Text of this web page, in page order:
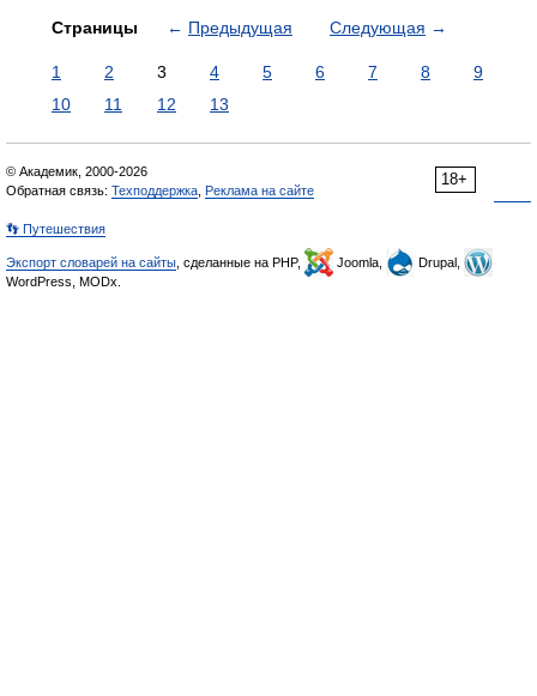
Страницы ← Предыдущая Следующая →
1 2 3 4 5 6 7 8
9
10
11 12 13
18+
© Академик, 2000-2026
Обратная связь: Техподдержка Реклама на сайте
👣 Путешествия
Экспорт словарей на сайты , сделанные на PHP, Joomla,
Drupal,
WordPress, MODx.